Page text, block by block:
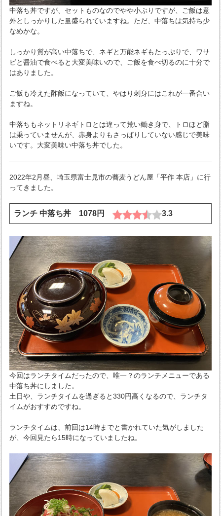
中落ち丼ですが、セットものなのでやや小ぶりですが、ご飯は意
外としっかりした量盛られていますね。ただ、中落ちは気持ち少
なめかな。
しっかり質が高い中落ちで、ネギと万能ネギもたっぷりで、ワサ
ビと醤油で食べると大変美味いので、ご飯を食べ切るのに十分で
はありました。
ご飯も冷えた酢飯になっていて、やはり刺身にはこれが一番合い
ますね。
中落ちもネットリネギトロとは違って荒い鋤き身で、トロほど脂
は乗っていませんが、赤身よりもさっぱりしていない感じで美味
いです。大変美味い中落ち丼でした。
2022年2月昼、埼玉県富士見市の蕎麦うどん屋「平作 本店」に行
ってきました。
ランチ 中落ち丼 1078円 3.3
今回はランチタイムだったので、唯一？のランチメニューである
中落ち丼にしました。
土日や、ランチタイムを過ぎると330円高くなるので、ランチタ
イムがおすすめですね。
ランチタイムは、前回は14時までと書かれていた気がしました
が、今回見たら15時になっていましたね。